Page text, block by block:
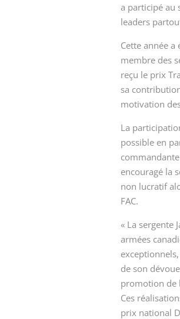
a participé au
leaders
Cette année
membre des
reçu le prix
sa
motivation
La
possible en
encouragé la
non lucratif
FAC.
« La sergente
armées
de son
promotion de
Ces
prix national